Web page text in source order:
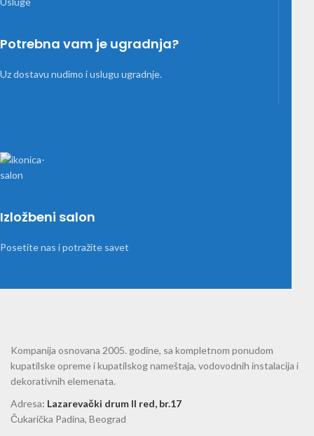
Potrebna vam je ugradnja?
Uz dostavu nudimo i uslugu ugradnje.
Izložbeni salon
Posetite nas i potražite savet
Kompanija osnovana 2005. godine, sa kompletnom ponudom
kupatilske opreme i kupatilskog nameštaja, vodovodnih instalacija i
dekorativnih elemenata.
Adresa: Lazarevački drum II red, br.17
Čukarička Padina, Beograd